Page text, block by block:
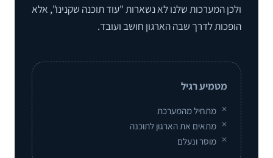
ולכן המערכות שלנו לא נשארות "עוד תוכנה שקנינו", אלא
הופכות לדרך שבה הארגון חושב ועובד.
מטמיע רגיל
מתחיל מהמערכת
מתאים את הארגון לתוכנה
מוסר ונעלם